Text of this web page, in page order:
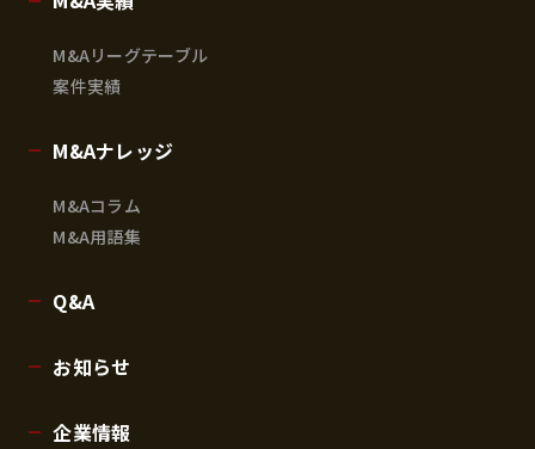
M&Aリーグテーブル
案件実績
M&Aナレッジ
M&Aコラム
M&A用語集
Q&A
お知らせ
企業情報